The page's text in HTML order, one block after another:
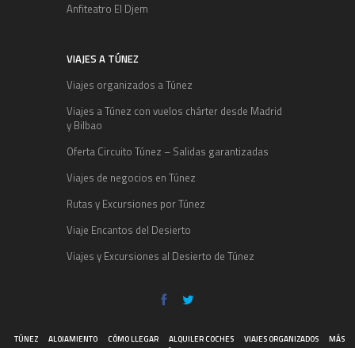
Anfiteatro El Djem
VIAJES A TÚNEZ
Viajes organizados a Túnez
Viajes a Túnez con vuelos chárter desde Madrid
y Bilbao
Oferta Circuito Túnez – Salidas garantizadas
Viajes de negocios en Túnez
Rutas y Excursiones por Túnez
Viaje Encantos del Desierto
Viajes y Excursiones al Desierto de Túnez
TÚNEZ ALOJAMIENTO CÓMO LLEGAR ALQUILER COCHES VIAJES ORGANIZADOS
MÁS